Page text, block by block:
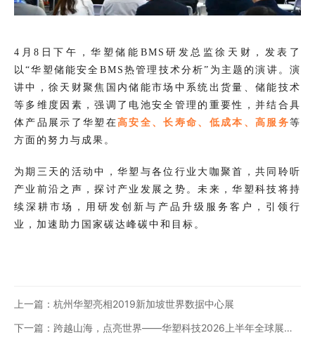
4月8日下午，华塑储能BMS研发总监徐天财，发表了
以“华塑储能安全BMS热管理技术分析”为主题的演讲。演
讲中，徐天财聚焦国内储能市场中系统出货量、储能技术
等多维度因素，强调了电池安全管理的重要性，并结合具
体产品展示了华塑在高安全、长寿命、低成本、高服务等
方面的努力与成果。
为期三天的活动中，华塑与各位行业大咖聚首，共同聆听
产业前沿之声，探讨产业发展之势。未来，华塑科技将持
续深耕市场，用研发创新与产品升级服务客户，引领行
业，加速助力国家碳达峰碳中和目标。
上一篇：杭州华塑亮相2019新加坡世界数据中心展
下一篇：跨越山海，点亮世界——华塑科技2026上半年全球展览